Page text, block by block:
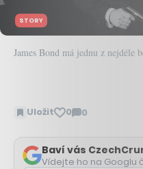
STORY
James Bond má jednu z nejdéle
Uložit 0 0
Zobrazit
Baví vás
Vídejte ho na Googlu